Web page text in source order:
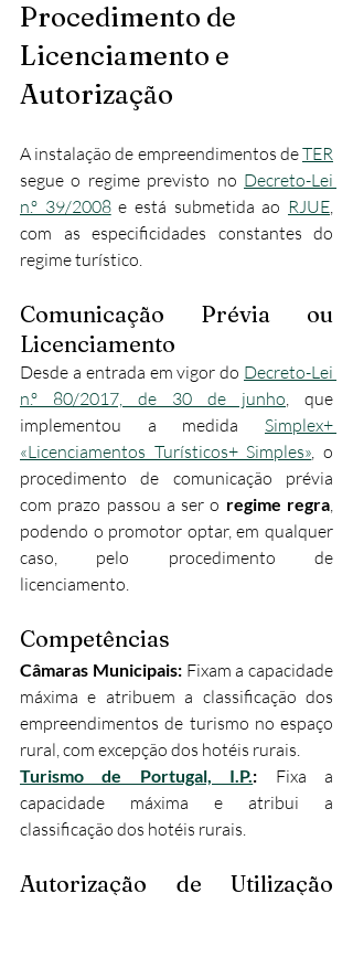
Procedimento de
Licenciamento e
Autorização
A instalação de empreendimentos de TER
segue o regime previsto no Decreto-Lei
n.º 39/2008 e está submetida ao RJUE,
com as especificidades constantes do
regime turístico.
Comunicação Prévia ou
Licenciamento
Desde a entrada em vigor do Decreto-Lei
n.º 80/2017, de 30 de junho, que
implementou a medida Simplex+
«Licenciamentos Turísticos+ Simples», o
procedimento de comunicação prévia
com prazo passou a ser o regime regra,
podendo o promotor optar, em qualquer
caso, pelo procedimento de
licenciamento.
Competências
Câmaras Municipais: Fixam a capacidade
máxima e atribuem a classificação dos
empreendimentos de turismo no espaço
rural, com excepção dos hotéis rurais.
Turismo de Portugal, I.P.: Fixa a
capacidade máxima e atribui a
classificação dos hotéis rurais.
Autorização de Utilização